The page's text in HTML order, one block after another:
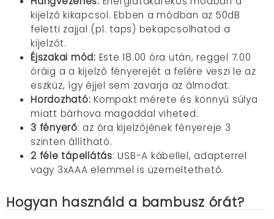
kijelző kikapcsol. Ebben a módban az 50dB
feletti zajjal (pl. taps) bekapcsolhatod a
kijelzőt.
Éjszakai mód: Este 18.00 óra után, reggel 7.00
óráig a a kijelző fényerejét a felére veszi le az
eszküz, így éjjel sem zavarja az álmodat.
Hordozható: Kompakt mérete és könnyű súlya
miatt bárhova magaddal viheted.
3 fényerő: az óra kijelzőjének fényereje 3
szinten állítható.
2 féle tápellátás: USB-A kábellel, adapterrel
vagy 3xAAA elemmel is üzemeltethető.
Hogyan használd a bambusz órát?